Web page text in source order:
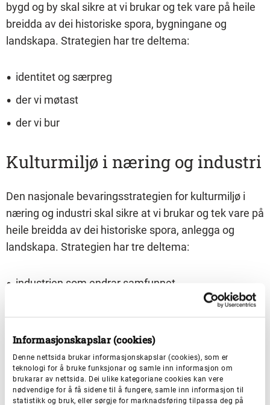
Informasjonskapslar (cookies)
Denne nettsida brukar informasjonskapslar (cookies), som er
teknologi for å bruke funksjonar og samle inn informasjon om
brukarar av nettsida. Dei ulike kategoriane cookies kan vere
nødvendige for å få sidene til å fungere, samle inn informasjon til
statistikk og bruk, eller sørgje for marknadsføring tilpassa deg på
bygd og by skal sikre at vi brukar og tek vare på heile
breidda av dei historiske spora, bygningane og
landskapa. Strategien har tre deltema:
identitet og særpreg
der vi møtast
der vi bur
Kulturmiljø i næring og industri
Den nasjonale bevaringsstrategien for kulturmiljø i
næring og industri skal sikre at vi brukar og tek vare på
heile breidda av dei historiske spora, anlegga og
landskapa. Strategien har tre deltema:
industrien som endrar samfunnet
Tilskot og samfinansiering av
verdiskapingsprosjekt